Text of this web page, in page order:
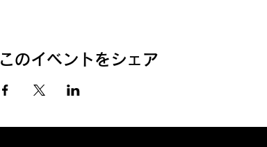
このイベントをシェア